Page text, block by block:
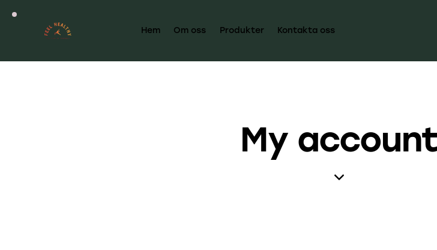
Hem Om oss Produkter Kontakta oss
My